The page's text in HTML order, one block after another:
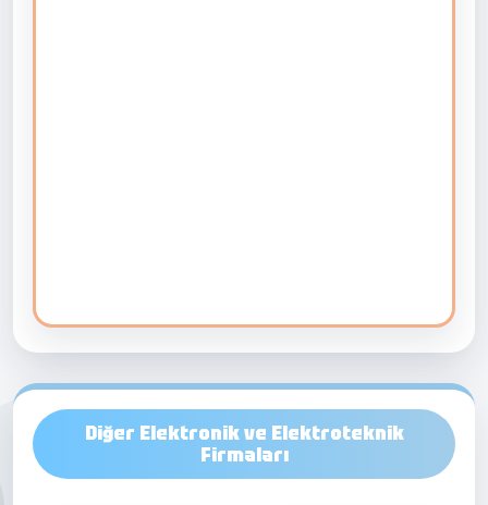
Diğer Elektronik ve Elektroteknik
Firmaları